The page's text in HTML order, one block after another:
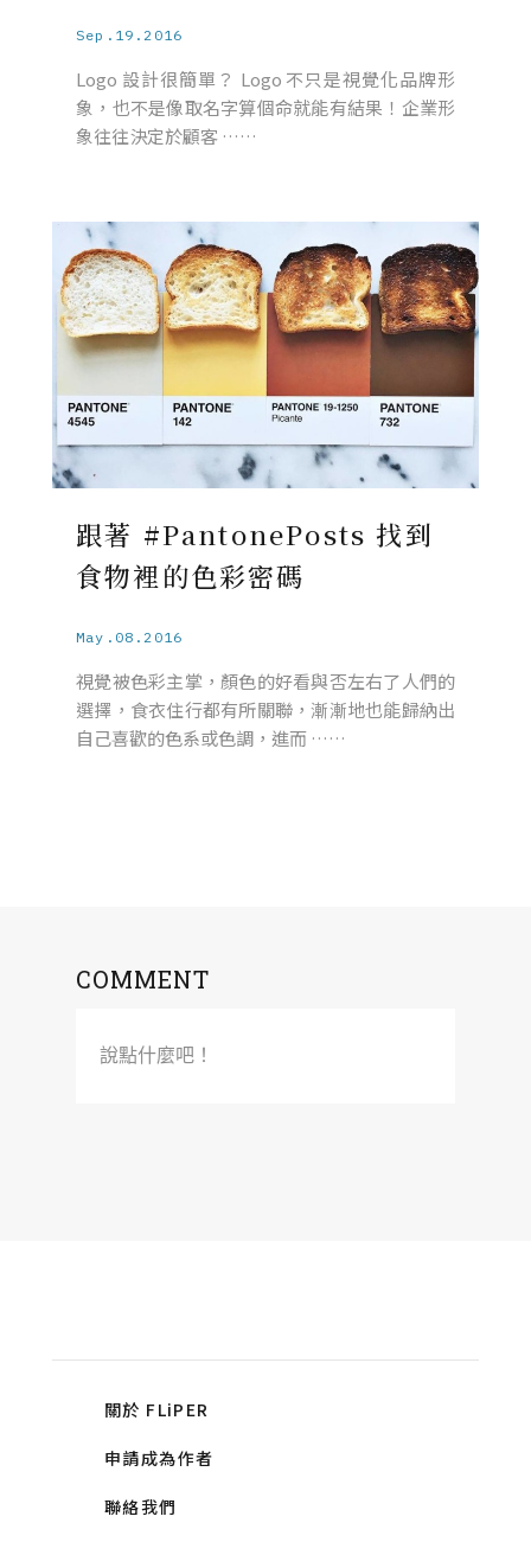
Sep.19.2016
Logo 設計很簡單？ Logo 不只是視覺化品牌形
象，也不是像取名字算個命就能有結果！企業形
象往往決定於顧客 ……
跟著 #PantonePosts 找到
食物裡的色彩密碼
May.08.2016
視覺被色彩主掌，顏色的好看與否左右了人們的
選擇，食衣住行都有所關聯，漸漸地也能歸納出
自己喜歡的色系或色調，進而 ……
COMMENT
說點什麼吧！
關於 FLiPER
申請成為作者
聯絡我們